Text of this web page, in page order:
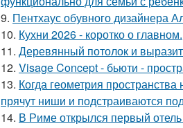
9. Пентхаус обувного дизайнера
10. Кухни 2026 - коротко о главном.
11. Деревянный потолок и
12. Visage Concept - бьюти -
13. Когда геометрия
прячут ниши и подстраиваются
14. В Риме открылся первый